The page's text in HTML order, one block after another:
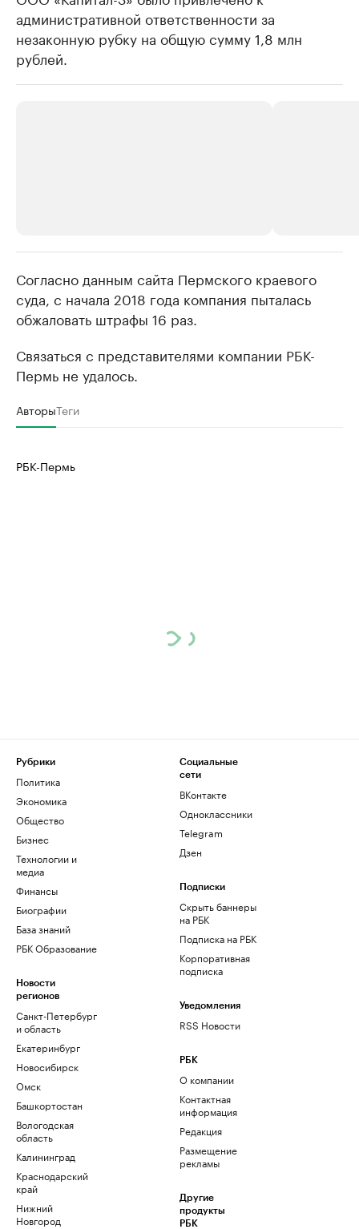
административной ответственности за
незаконную рубку на общую сумму 1,8 млн
рублей.
Крупные организации в
нефтегазовой промышленности
Согласно данным сайта Пермского краевого
суда, с начала 2018 года компания пыталась
обжаловать штрафы 16 раз.
Связаться с представителями компании РБК-
Пермь не удалось.
АвторыТеги
РБК-Пермь
Рубрики
Политика
Экономика
Общество
Бизнес
Технологии и
медиа
Финансы
Биографии
База знаний
РБК Образование
Новости
регионов
Санкт-Петербург
и область
Екатеринбург
Новосибирск
Омск
Башкортостан
Вологодская
область
Калининград
Краснодарский
край
Нижний
Новгород
Социальные
сети
ВКонтакте
Одноклассники
Telegram
Дзен
Подписки
Скрыть баннеры
на РБК
Подписка на РБК
Корпоративная
подписка
Уведомления
RSS Новости
РБК
О компании
Контактная
информация
Редакция
Размещение
рекламы
Другие
продукты
РБК